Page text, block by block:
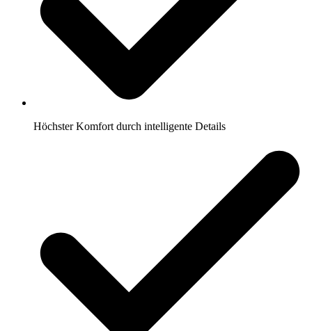
Höchster Komfort durch intelligente Details